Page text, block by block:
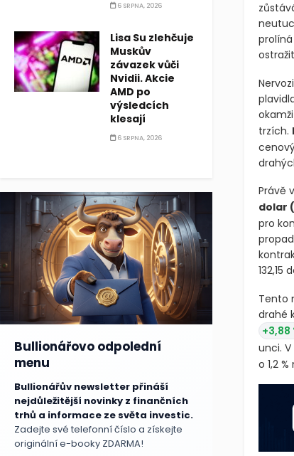
trzích.
Právě
dolar
pro
132,15
Tento
drahé
+3,88
unci.
o 1,2
6 SRPNA, 2026
Lisa Su zlehčuje
Muskův
závazek vůči
Nvidii. Akcie
AMD po
výsledcích
klesají
6 SRPNA, 2026
Bullionářovo odpolední
menu
Bullionářův newsletter přináší
nejdůležitější novinky z finančních
trhů a informace ze světa investic.
Zadejte své telefonní číslo a získejte
originální e-booky ZDARMA!